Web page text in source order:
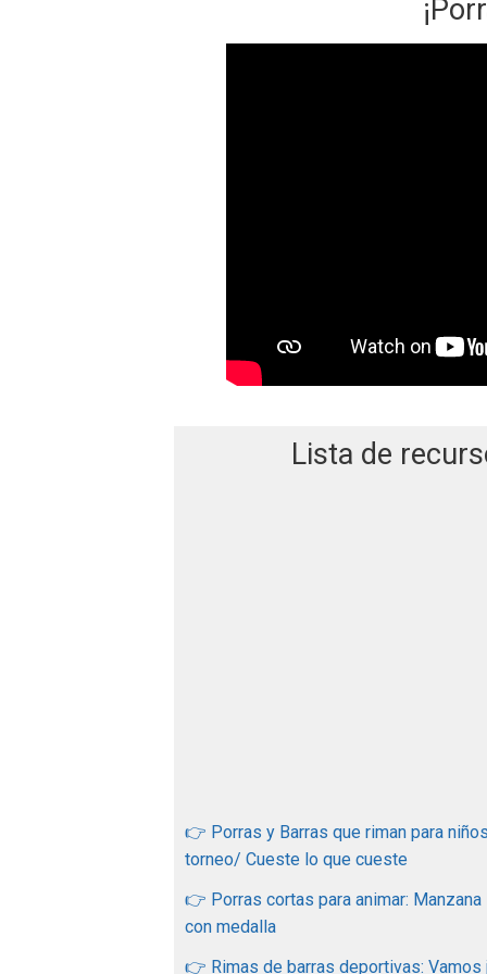
Lista de
👉 Porras y Barras que riman para
torneo/ Cueste lo que cueste
👉 Porras cortas para animar:
con medalla
👉 Rimas de barras deportivas: